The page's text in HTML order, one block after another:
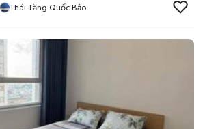
Thái Tăng Quốc Bảo